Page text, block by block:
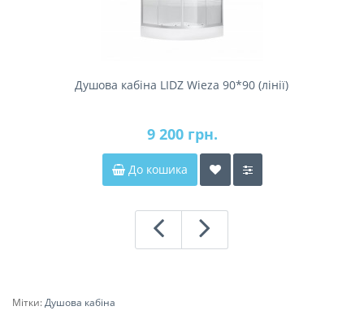
Душова кабіна LIDZ Wieza 90*90 (лінії)
9 200 грн.
До кошика
Мітки:Душова кабіна